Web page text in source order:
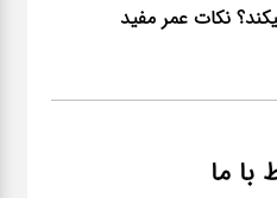
نکات عمر مفید
با ما